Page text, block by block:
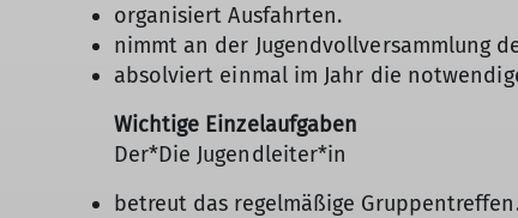
organisiert Ausfahrten.
nimmt an der Jugendvollversammlung
absolviert einmal im Jahr die
Wichtige Einzelaufgaben
Der*Die Jugendleiter*in
betreut das regelmäßige